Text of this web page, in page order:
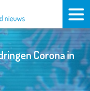
Corona in